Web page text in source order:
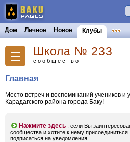
Дом Личное Новое Клубы
Школа № 233
сообщество
Главная
Место встреч и воспоминаний учеников
Карадагского района города Баку!
Нажмите здесь , если Вы
сообщества и хотите к нему
подписаться на уведомления.